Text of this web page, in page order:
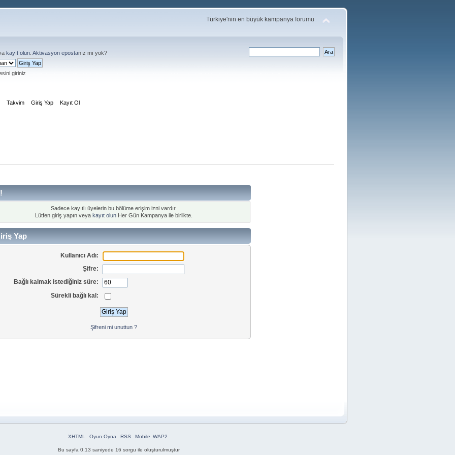
Türkiye'nin en büyük kampanya forumu
kayıt olun Aktivasyon epostanız mı yok?
giriniz
Takvim Giriş Yap Kayıt Ol
Sadece kayıtlı üyelerin bu bölüme erişim izni vardır.
Lütfen giriş yapın veya kayıt olun Her Gün Kampanya ile birlikte.
Yap
Kullanıcı Adı:
Şifre:
Bağlı kalmak istediğiniz süre:
Sürekli bağlı kal:
Şifreni mi unuttun ?
XHTML Oyun Oyna RSS Mobile WAP2
Bu sayfa 0.13 saniyede 16 sorgu ile oluşturulmuştur